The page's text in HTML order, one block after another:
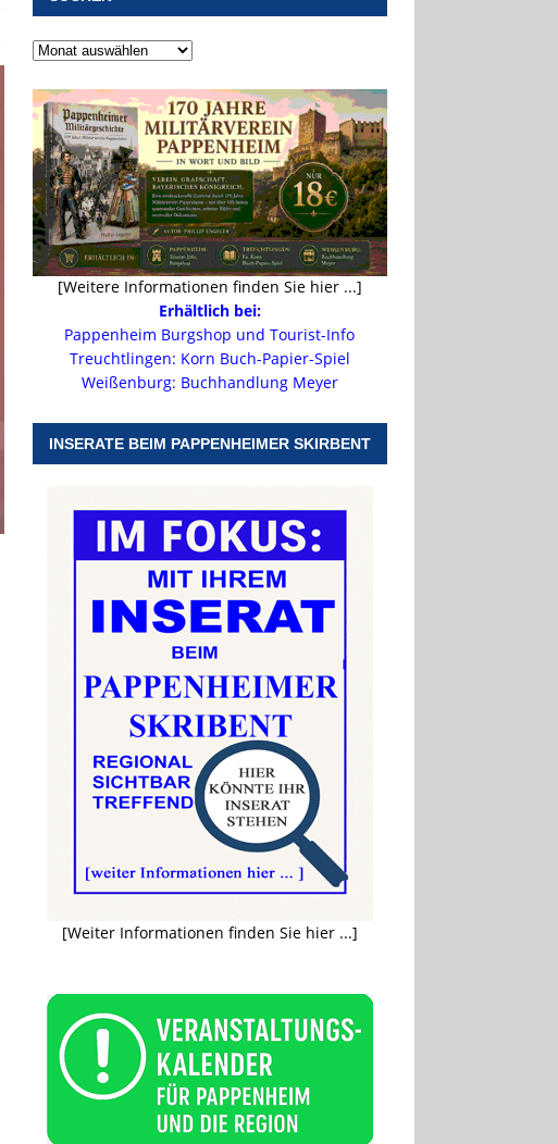
[Weitere Informationen finden Sie hier ...]
Erhältlich bei:
Pappenheim Burgshop und Tourist-Info
Treuchtlingen: Korn Buch-Papier-Spiel
Weißenburg: Buchhandlung Meyer
INSERATE BEIM PAPPENHEIMER SKIRBENT
[Weiter Informationen finden Sie hier ...]